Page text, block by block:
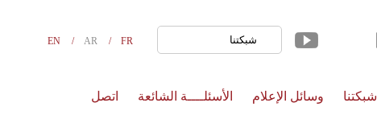
FR
AR
EN شبكتنا
شبكتنا وسائل الإعلام الأسئلــــة الشائعة اتصل